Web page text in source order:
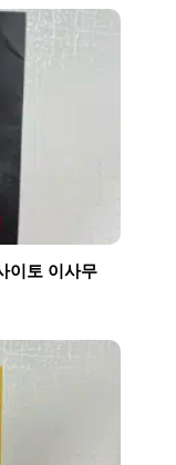
이토 이사무